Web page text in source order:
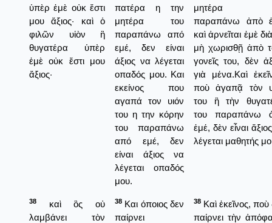
ὑπὲρ ἐμὲ οὐκ ἔστι
μου ἄξιος· καὶ ὁ
φιλῶν υἱὸν ἢ
θυγατέρα ὑπὲρ
ἐμὲ οὐκ ἔστι μου
ἄξιος·
πατέρα η την
μητέρα του
παραπάνω από
εμέ, δεν είναι
άξιος να λέγεται
οπαδός μου. Και
εκείνος που
αγαπά τον υιόν
του η την κόρην
του παραπάνω
από εμέ, δεν
είναι άξιος να
λέγεται οπαδός
μου.
μητέρα
παραπάνω ἀπὸ
καὶ ἀρνεῖται ἐμὲ
μὴ χωρισθῇ ἀπὸ
γονεῖς του, δὲν
γιὰ μένα.Καὶ
ποὺ ἀγαπᾷ τὸν
του ἢ τὴν
του παραπάνω
ἑμέ, δὲν εἶναι
λέγεται μαθητής
38
καὶ ὃς οὐ
λαμβάνει τὸν
38 Και όποιος δεν
παίρνει
38 Καὶ ἐκεῖνος, ποὺ
παίρνει τὴν